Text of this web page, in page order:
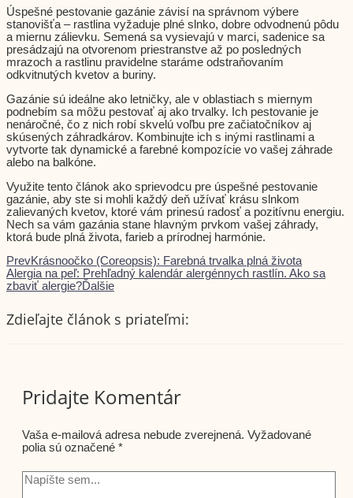
Úspešné pestovanie gazánie závisí na správnom výbere
stanovišťa – rastlina vyžaduje plné slnko, dobre odvodnenú pôdu
a miernu zálievku. Semená sa vysievajú v marci, sadenice sa
presádzajú na otvorenom priestranstve až po posledných
mrazoch a rastlinu pravidelne staráme odstraňovaním
odkvitnutých kvetov a buriny.
Gazánie sú ideálne ako letničky, ale v oblastiach s miernym
podnebím sa môžu pestovať aj ako trvalky. Ich pestovanie je
nenáročné, čo z nich robí skvelú voľbu pre začiatočníkov aj
skúsených záhradkárov. Kombinujte ich s inými rastlinami a
vytvorte tak dynamické a farebné kompozície vo vašej záhrade
alebo na balkóne.
Využite tento článok ako sprievodcu pre úspešné pestovanie
gazánie, aby ste si mohli každý deň užívať krásu slnkom
zalievaných kvetov, ktoré vám prinesú radosť a pozitívnu energiu.
Nech sa vám gazánia stane hlavným prvkom vašej záhrady,
ktorá bude plná života, farieb a prírodnej harmónie.
PrevKrásnoočko (Coreopsis): Farebná trvalka plná života
Alergia na peľ: Prehľadný kalendár alergénnych rastlín. Ako sa
zbaviť alergie?Ďalšie
Zdieľajte článok s priateľmi:
Pridajte Komentár
Vaša e-mailová adresa nebude zverejnená. Vyžadované
polia sú označené *